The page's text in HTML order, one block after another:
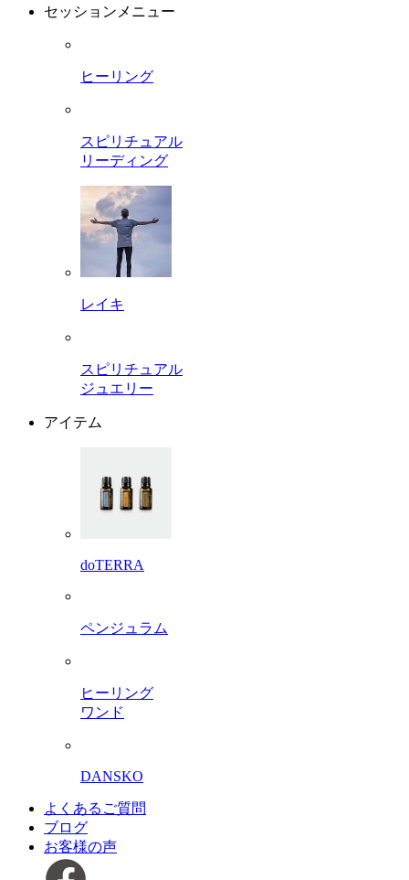
セッションメニュー
ヒーリング
スピリチュアル
リーディング
レイキ
スピリチュアル
ジュエリー
アイテム
doTERRA
ペンジュラム
ヒーリング
ワンド
DANSKO
よくあるご質問
ブログ
お客様の声